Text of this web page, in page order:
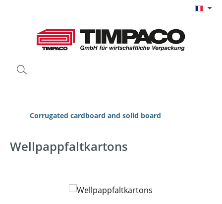
Corrugated cardboard and solid board
Wellpappfaltkartons
Ignorer la galerie d'images